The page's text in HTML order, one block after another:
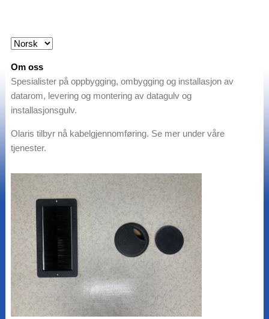
Om oss
Spesialister på oppbygging, ombygging og installasjon av
datarom, levering og montering av datagulv og
installasjonsgulv.
Olaris tilbyr nå kabelgjennomføring. Se mer under våre
tjenester.